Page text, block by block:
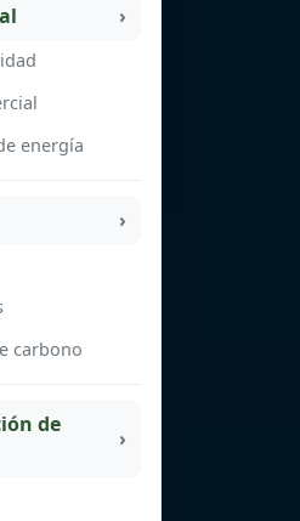
energía
carbono
de